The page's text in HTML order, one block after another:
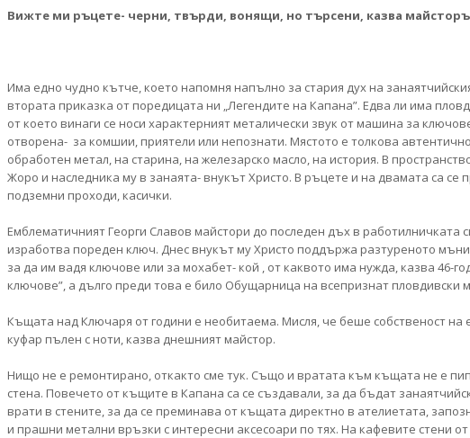
Вижте ми ръцете- черни, твърди, вонящи, но търсени, казва
Има едно чудно кътче, което напомня напълно за стария дух на
втората приказка от поредицата ни „Легендите на Капана”. Едва ли има
от което винаги се носи характерният металически звук от машина за
отворена- за комшии, приятели или непознати. Мястото е толкова
обработен метал, на старина, на железарско масло, на история. В
Жоро и наследника му в занаята- внукът Христо. В ръцете и на двамата са
подземни проходи, касички.
Емблематичният Георги Славов майстори до последен дъх в работилничката
изработва пореден ключ. Днес внукът му Христо поддържа разтуреното
за да им вадя ключове или за мохабет- кой , от каквото има нужда, казва 46-
ключове”, а дълго преди това е било Обущарница на всепризнат пловдивски
Къщата над Ключаря от години е необитаема. Мисля, че беше собственост
куфар пълен с ноти, казва днешният майстор.
Нищо не е ремонтирано, откакто сме тук. Също и вратата към къщата не е
стена. Повечето от къщите в Капана са се създавали, за да бъдат
врати в стените, за да се преминава от къщата директно в ателиетата,
и прашни метални връзки с интересни аксесоари по тях. На кафевите стени